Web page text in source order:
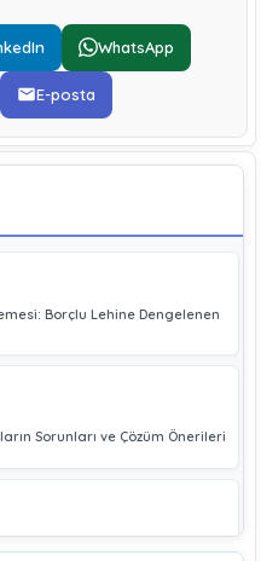
WhatsApp
E-posta
Borçlu Lehine Dengelenen
Sorunları ve Çözüm Önerileri
Kur Borcu Çıkmaz